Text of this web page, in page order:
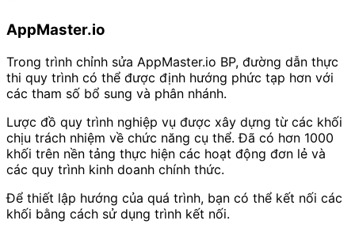
AppMaster.io
Trong trình chỉnh sửa AppMaster.io BP, đường dẫn thực
thi quy trình có thể được định hướng phức tạp hơn với
các tham số bổ sung và phân nhánh.
Lược đồ quy trình nghiệp vụ được xây dựng từ các khối
chịu trách nhiệm về chức năng cụ thể. Đã có hơn 1000
khối trên nền tảng thực hiện các hoạt động đơn lẻ và
các quy trình kinh doanh chính thức.
Để thiết lập hướng của quá trình, bạn có thể kết nối các
khối bằng cách sử dụng trình kết nối.